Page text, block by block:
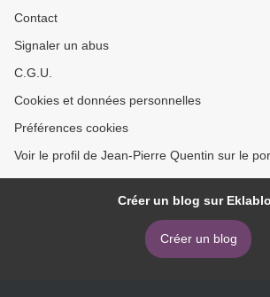
Contact
Signaler un abus
C.G.U.
Cookies et données personnelles
Préférences cookies
Voir le profil de Jean-Pierre Quentin sur le
Créer un blog sur
Créer un blog